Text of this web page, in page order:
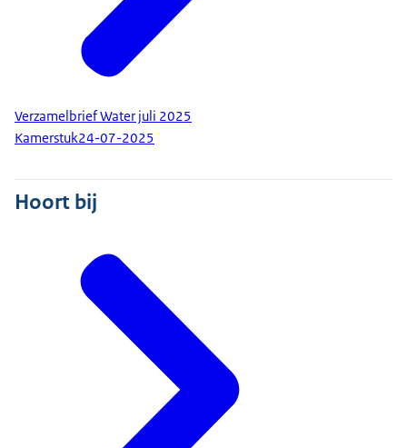
Verzamelbrief Water juli 2025
Kamerstuk24-07-2025
Hoort bij